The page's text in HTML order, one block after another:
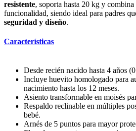
resistente, soporta hasta 20 kg y combina
funcionalidad, siendo ideal para padres
seguridad y diseño.
Características
Desde recién nacido hasta 4 años
Incluye huevito homologado para
nacimiento hasta los 12 meses.
Asiento transformable en moisés
Respaldo reclinable en múltiples
bebé.
Arnés de 5 puntos para mayor